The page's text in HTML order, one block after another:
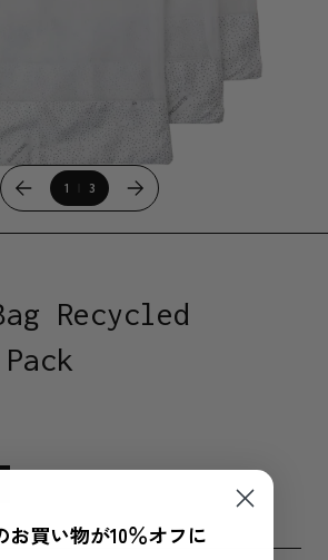
1 3
Recycled
お買い物が10％オフに